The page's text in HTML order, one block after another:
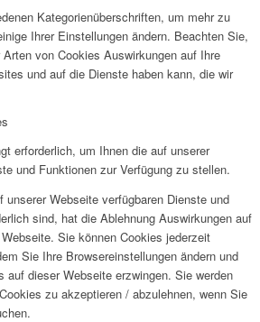
Kategorienüberschriften, um mehr zu
Ihrer Einstellungen ändern. Beachten Sie,
von Cookies Auswirkungen auf Ihre
und auf die Dienste haben kann, die wir
erforderlich, um Ihnen die auf unserer
und Funktionen zur Verfügung zu stellen.
unserer Webseite verfügbaren Dienste und
sind, hat die Ablehnung Auswirkungen auf
Sie können Cookies jederzeit
Sie Ihre Browsereinstellungen ändern und
auf dieser Webseite erzwingen. Sie werden
zu akzeptieren / abzulehnen, wenn Sie